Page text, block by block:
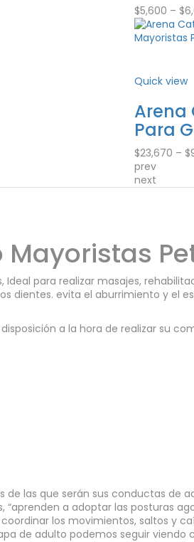
$5,600 – $
Quick view
Arena
Para
$23,670 – $
prev
next
Mayoristas
para realizar masajes,
dientes. evita el aburrimiento y el
a la hora de realizar su
las que serán sus conductas de
“aprenden a adoptar las posturas
los movimientos, saltos y
de adulto podemos seguir viendo